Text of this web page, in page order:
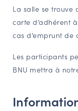
La salle se trouve
carte d’adhérent
cas d’emprunt de
Les participants
BNU mettra à